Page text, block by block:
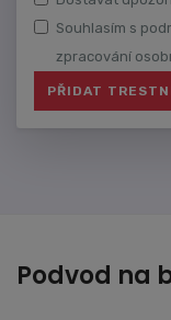
Souhlasím s
zpracování
Podvod na